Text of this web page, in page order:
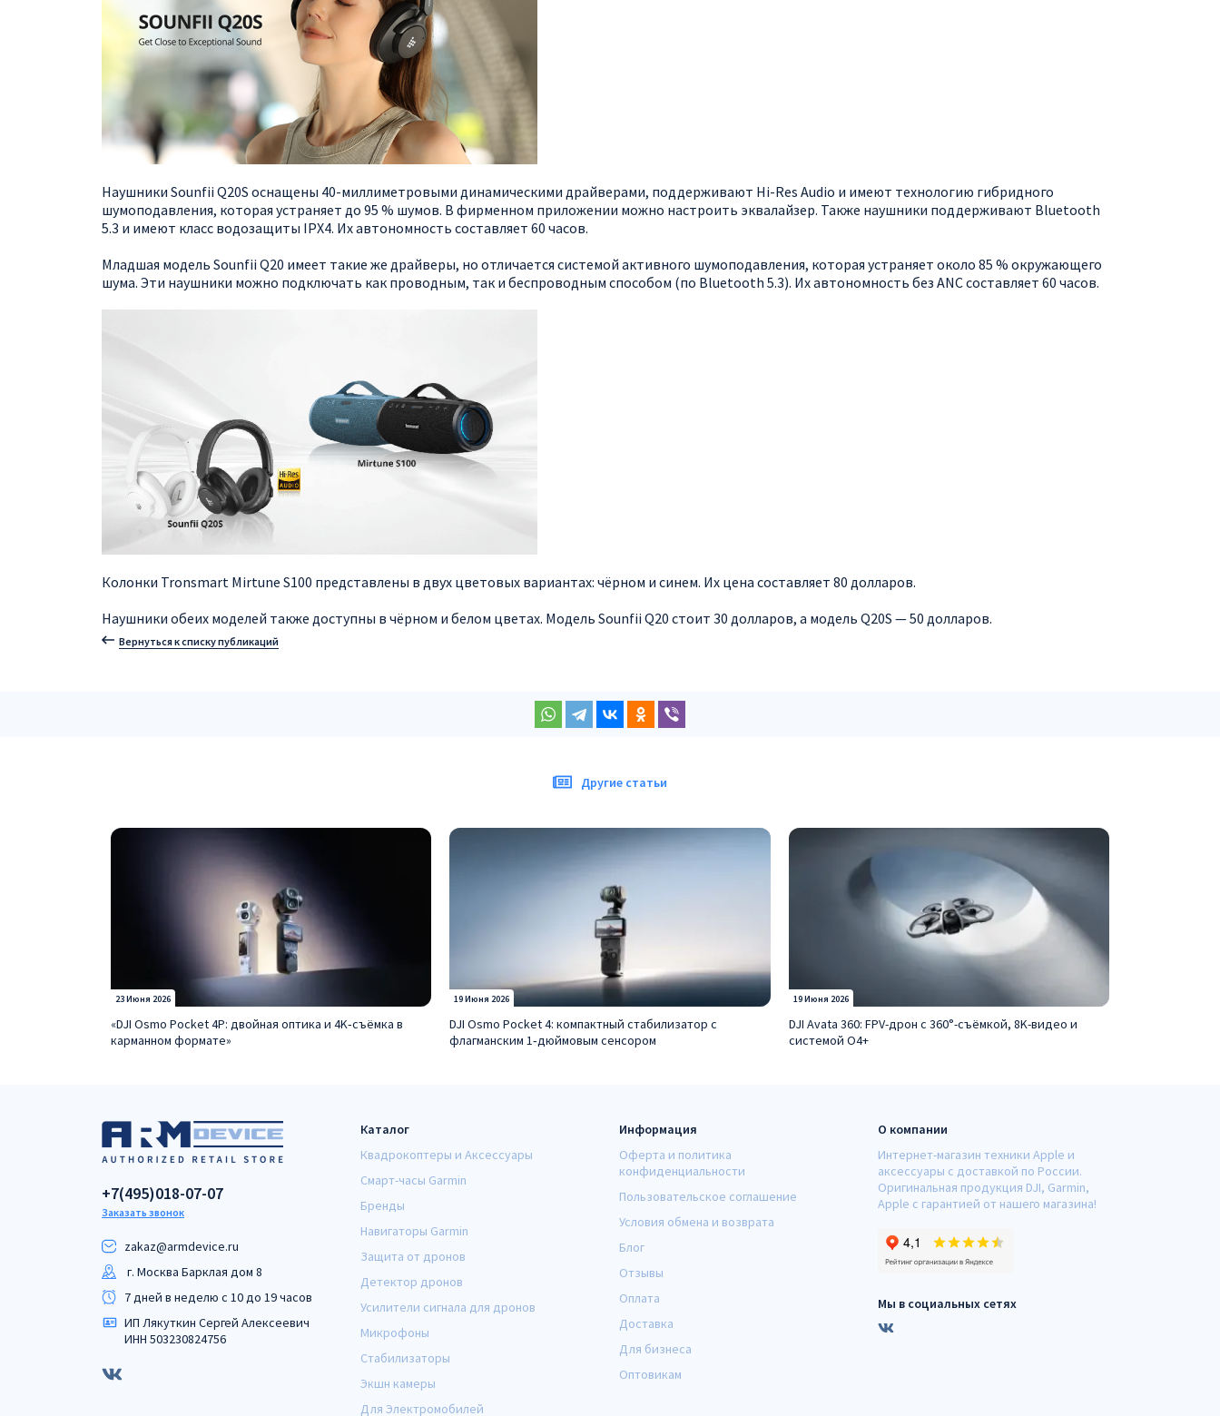
Наушники Sounfii Q20S оснащены 40-миллиметровыми динамическими драйверами, поддерживают Hi-Res Audio и имеют технологию гибридного
шумоподавления, которая устраняет до 95 % шумов. В фирменном приложении можно настроить эквалайзер. Также наушники поддерживают Bluetooth
5.3 и имеют класс водозащиты IPX4. Их автономность составляет 60 часов.
Младшая модель Sounfii Q20 имеет такие же драйверы, но отличается системой активного шумоподавления, которая устраняет около 85 % окружающего
шума. Эти наушники можно подключать как проводным, так и беспроводным способом (по Bluetooth 5.3). Их автономность без ANC составляет 60 часов.
Колонки Tronsmart Mirtune S100 представлены в двух цветовых вариантах: чёрном и синем. Их цена составляет 80 долларов.
Наушники обеих моделей также доступны в чёрном и белом цветах. Модель Sounfii Q20 стоит 30 долларов, а модель Q20S — 50 долларов.
Вернуться к списку публикаций
Другие статьи
23 Июня 2026
«DJI Osmo Pocket 4P: двойная оптика и 4K‑съёмка в
карманном формате»
19 Июня 2026
DJI Osmo Pocket 4: компактный стабилизатор с
флагманским 1‑дюймовым сенсором
19 Июня 2026
DJI Avata 360: FPV-дрон с 360°-съёмкой, 8K-видео и
системой O4+
+7(495)018-07-07
Заказать звонок
zakaz@armdeviсe.ru
г. Москва Барклая дом 8
7 дней в неделю с 10 до 19 часов
ИП Лякуткин Сергей Алексеевич
ИНН 503230824756
Каталог
Квадрокоптеры и Аксессуары
Смарт-часы Garmin
Бренды
Навигаторы Garmin
Защита от дронов
Детектор дронов
Усилители сигнала для дронов
Микрофоны
Стабилизаторы
Экшн камеры
Для Электромобилей
Информация
Оферта и политика
конфиденциальности
Пользовательское соглашение
Условия обмена и возврата
Блог
Отзывы
Оплата
Доставка
Для бизнеса
Оптовикам
О компании
Интернет-магазин техники Apple и
аксессуары с доставкой по России.
Оригинальная продукция DJI, Garmin,
Apple с гарантией от нашего магазина!
Мы в социальных сетях